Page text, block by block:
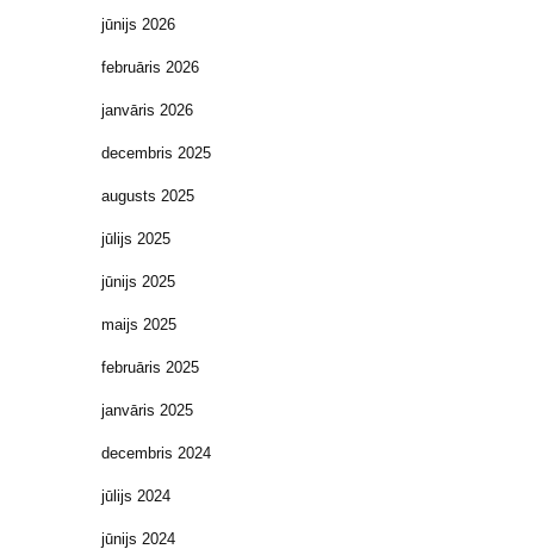
jūnijs 2026
februāris 2026
janvāris 2026
decembris 2025
augusts 2025
jūlijs 2025
jūnijs 2025
maijs 2025
februāris 2025
janvāris 2025
decembris 2024
jūlijs 2024
jūnijs 2024